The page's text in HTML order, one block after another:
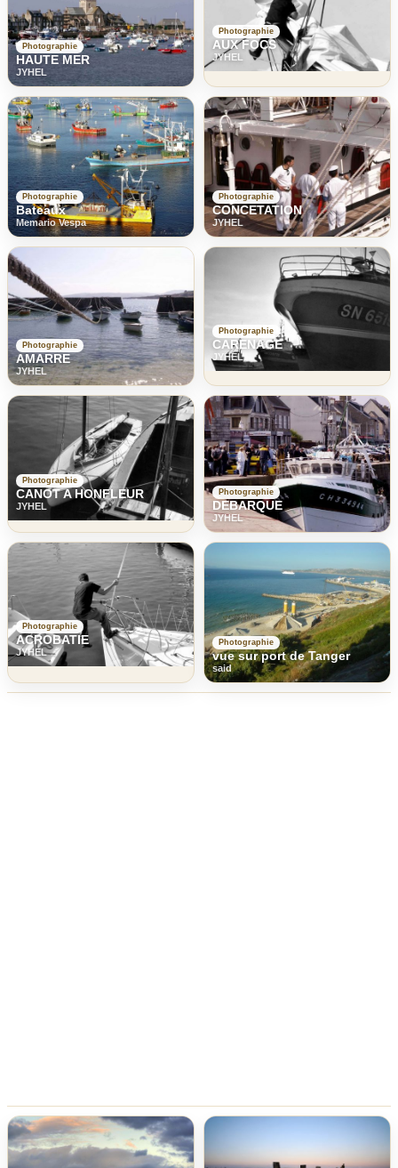
Photographie
HAUTE MER
JYHEL
Photographie
AUX FOCS
JYHEL
Photographie
Bateaux
Memario Vespa
Photographie
CONCETATION
JYHEL
Photographie
AMARRE
JYHEL
Photographie
CARENAGE
JYHEL
Photographie
CANOT A HONFLEUR
JYHEL
Photographie
DEBARQUE
JYHEL
Photographie
ACROBATIE
JYHEL
Photographie
vue sur port de Tanger
said